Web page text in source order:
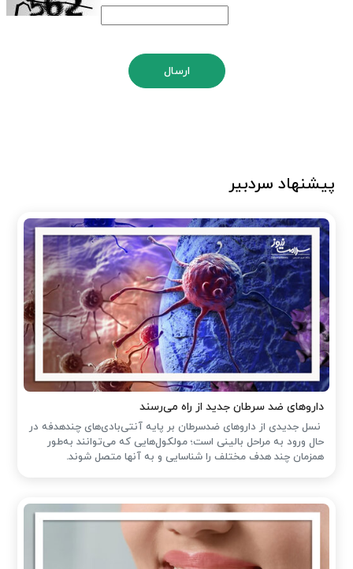
ارسال
پیشنهاد سردبیر
داروهای ضد سرطان جدید از راه می‌رسند
نسل جدیدی از داروهای ضدسرطان بر پایه آنتی‌بادی‌های چندهدفه در
حال ورود به مراحل بالینی است؛ مولکول‌هایی که می‌توانند به‌طور
همزمان چند هدف مختلف را شناسایی و به آنها متصل شوند.